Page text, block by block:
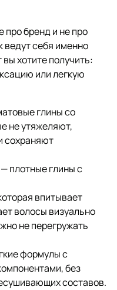
про бренд и не про
ведут себя именно
хотите получить:
или легкую
глины со
не утяжеляют,
сохраняют
плотные глины с
впитывает
волосы визуально
не перегружать
формулы с
без
составов.